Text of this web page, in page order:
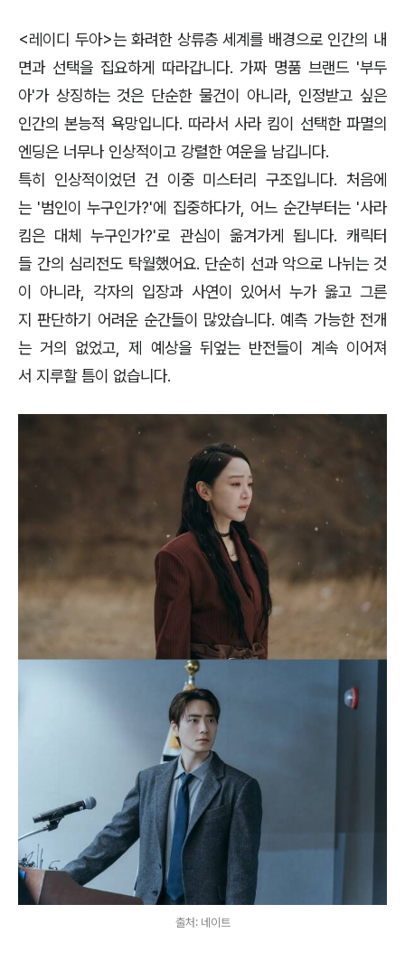
<레이디 두아>는 화려한 상류층 세계를 배경으로 인간의 내
면과 선택을 집요하게 따라갑니다. 가짜 명품 브랜드 '부두
아'가 상징하는 것은 단순한 물건이 아니라, 인정받고 싶은
인간의 본능적 욕망입니다. 따라서 사라 킴이 선택한 파멸의
엔딩은 너무나 인상적이고 강렬한 여운을 남깁니다.
특히 인상적이었던 건 이중 미스터리 구조입니다. 처음에
는 '범인이 누구인가?'에 집중하다가, 어느 순간부터는 '사라
킴은 대체 누구인가?'로 관심이 옮겨가게 됩니다. 캐릭터
들 간의 심리전도 탁월했어요. 단순히 선과 악으로 나뉘는 것
이 아니라, 각자의 입장과 사연이 있어서 누가 옳고 그른
지 판단하기 어려운 순간들이 많았습니다. 예측 가능한 전개
는 거의 없었고, 제 예상을 뒤엎는 반전들이 계속 이어져
서 지루할 틈이 없습니다.
출처: 네이트